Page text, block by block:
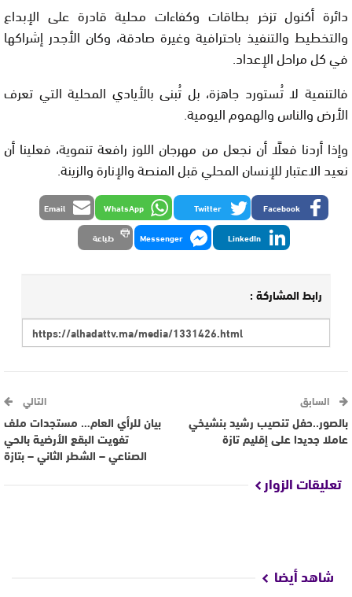
دائرة أكنول تزخر بطاقات وكفاءات محلية قادرة على الإبداع
والتخطيط والتنفيذ باحترافية وغيرة صادقة، وكان الأجدر إشراكها
في كل مراحل الإعداد.
فالتنمية لا تُستورد جاهزة، بل تُبنى بالأيادي المحلية التي تعرف
الأرض والناس والهموم اليومية.
وإذا أردنا فعلًا أن نجعل من مهرجان اللوز رافعة تنموية، فعلينا أن
نعيد الاعتبار للإنسان المحلي قبل المنصة والإنارة والزينة.
Facebook
Twitter
WhatsApp
Email
LinkedIn
Messenger طباعة
رابط المشاركة :
السابق
بالصور..حفل تنصيب رشيد بنشيخي
عاملا جديدا على إقليم تازة
التالي
بيان للرأي العام… مستجدات ملف
تفويت البقع الأرضية بالحي
الصناعي – الشطر الثاني – بتازة
تعليقات الزوار
شاهد أيضا